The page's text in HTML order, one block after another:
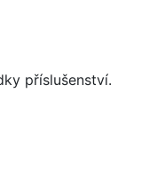
příslušenství.